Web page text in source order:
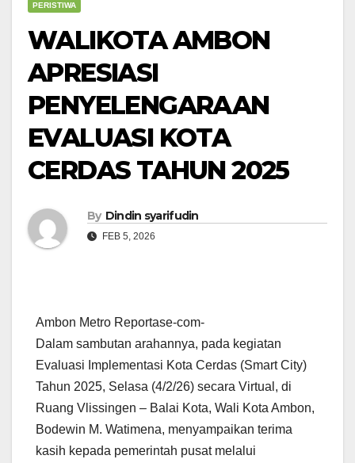
PERISTIWA
WALIKOTA AMBON
APRESIASI
PENYELENGARAAN
EVALUASI KOTA
CERDAS TAHUN 2025
By Dindin syarifudin
FEB 5, 2026
Ambon Metro Reportase-com-
Dalam sambutan arahannya, pada kegiatan
Evaluasi Implementasi Kota Cerdas (Smart City)
Tahun 2025, Selasa (4/2/26) secara Virtual, di
Ruang Vlissingen – Balai Kota, Wali Kota Ambon,
Bodewin M. Watimena, menyampaikan terima
kasih kepada pemerintah pusat melalui